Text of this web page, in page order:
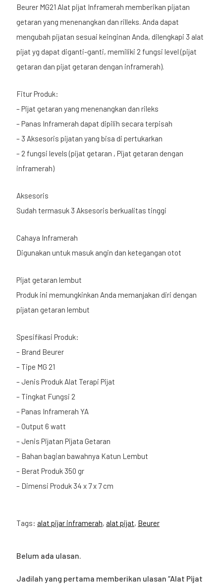
Beurer MG21 Alat pijat Inframerah memberikan pijatan
getaran yang menenangkan dan rilleks. Anda dapat
mengubah pijatan sesuai keinginan Anda, dilengkapi 3 alat
pijat yg dapat diganti-ganti, memiliki 2 fungsi level (pijat
getaran dan pijat getaran dengan inframerah).
Fitur Produk:
– Pijat getaran yang menenangkan dan rileks
– Panas Inframerah dapat dipilih secara terpisah
– 3 Aksesoris pijatan yang bisa di pertukarkan
– 2 fungsi levels (pijat getaran , Pijat getaran dengan
inframerah)
Aksesoris
Sudah termasuk 3 Aksesoris berkualitas tinggi
Cahaya Inframerah
Digunakan untuk masuk angin dan ketegangan otot
Pijat getaran lembut
Produk ini memungkinkan Anda memanjakan diri dengan
pijatan getaran lembut
Spesifikasi Produk:
– Brand Beurer
– Tipe MG 21
– Jenis Produk Alat Terapi Pijat
– Tingkat Fungsi 2
– Panas Inframerah YA
– Output 6 watt
– Jenis Pijatan Pijata Getaran
– Bahan bagian bawahnya Katun Lembut
– Berat Produk 350 gr
– Dimensi Produk 34 x 7 x 7 cm
Tags: alat pijar inframerah, alat pijat, Beurer
Belum ada ulasan.
Jadilah yang pertama memberikan ulasan “Alat Pijat